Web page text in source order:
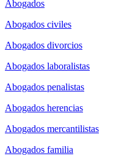
Abogados
Abogados civiles
Abogados divorcios
Abogados laboralistas
Abogados penalistas
Abogados herencias
Abogados mercantilistas
Abogados familia